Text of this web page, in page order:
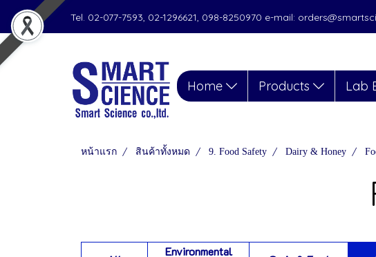
Tel. 02-077-7593, 02-1296621, 098-8250970 e-mail:
Home Products Lab
หน้าแรก สินค้าทั้งหมด 9. Food Safety Dairy & Honey
Environmental